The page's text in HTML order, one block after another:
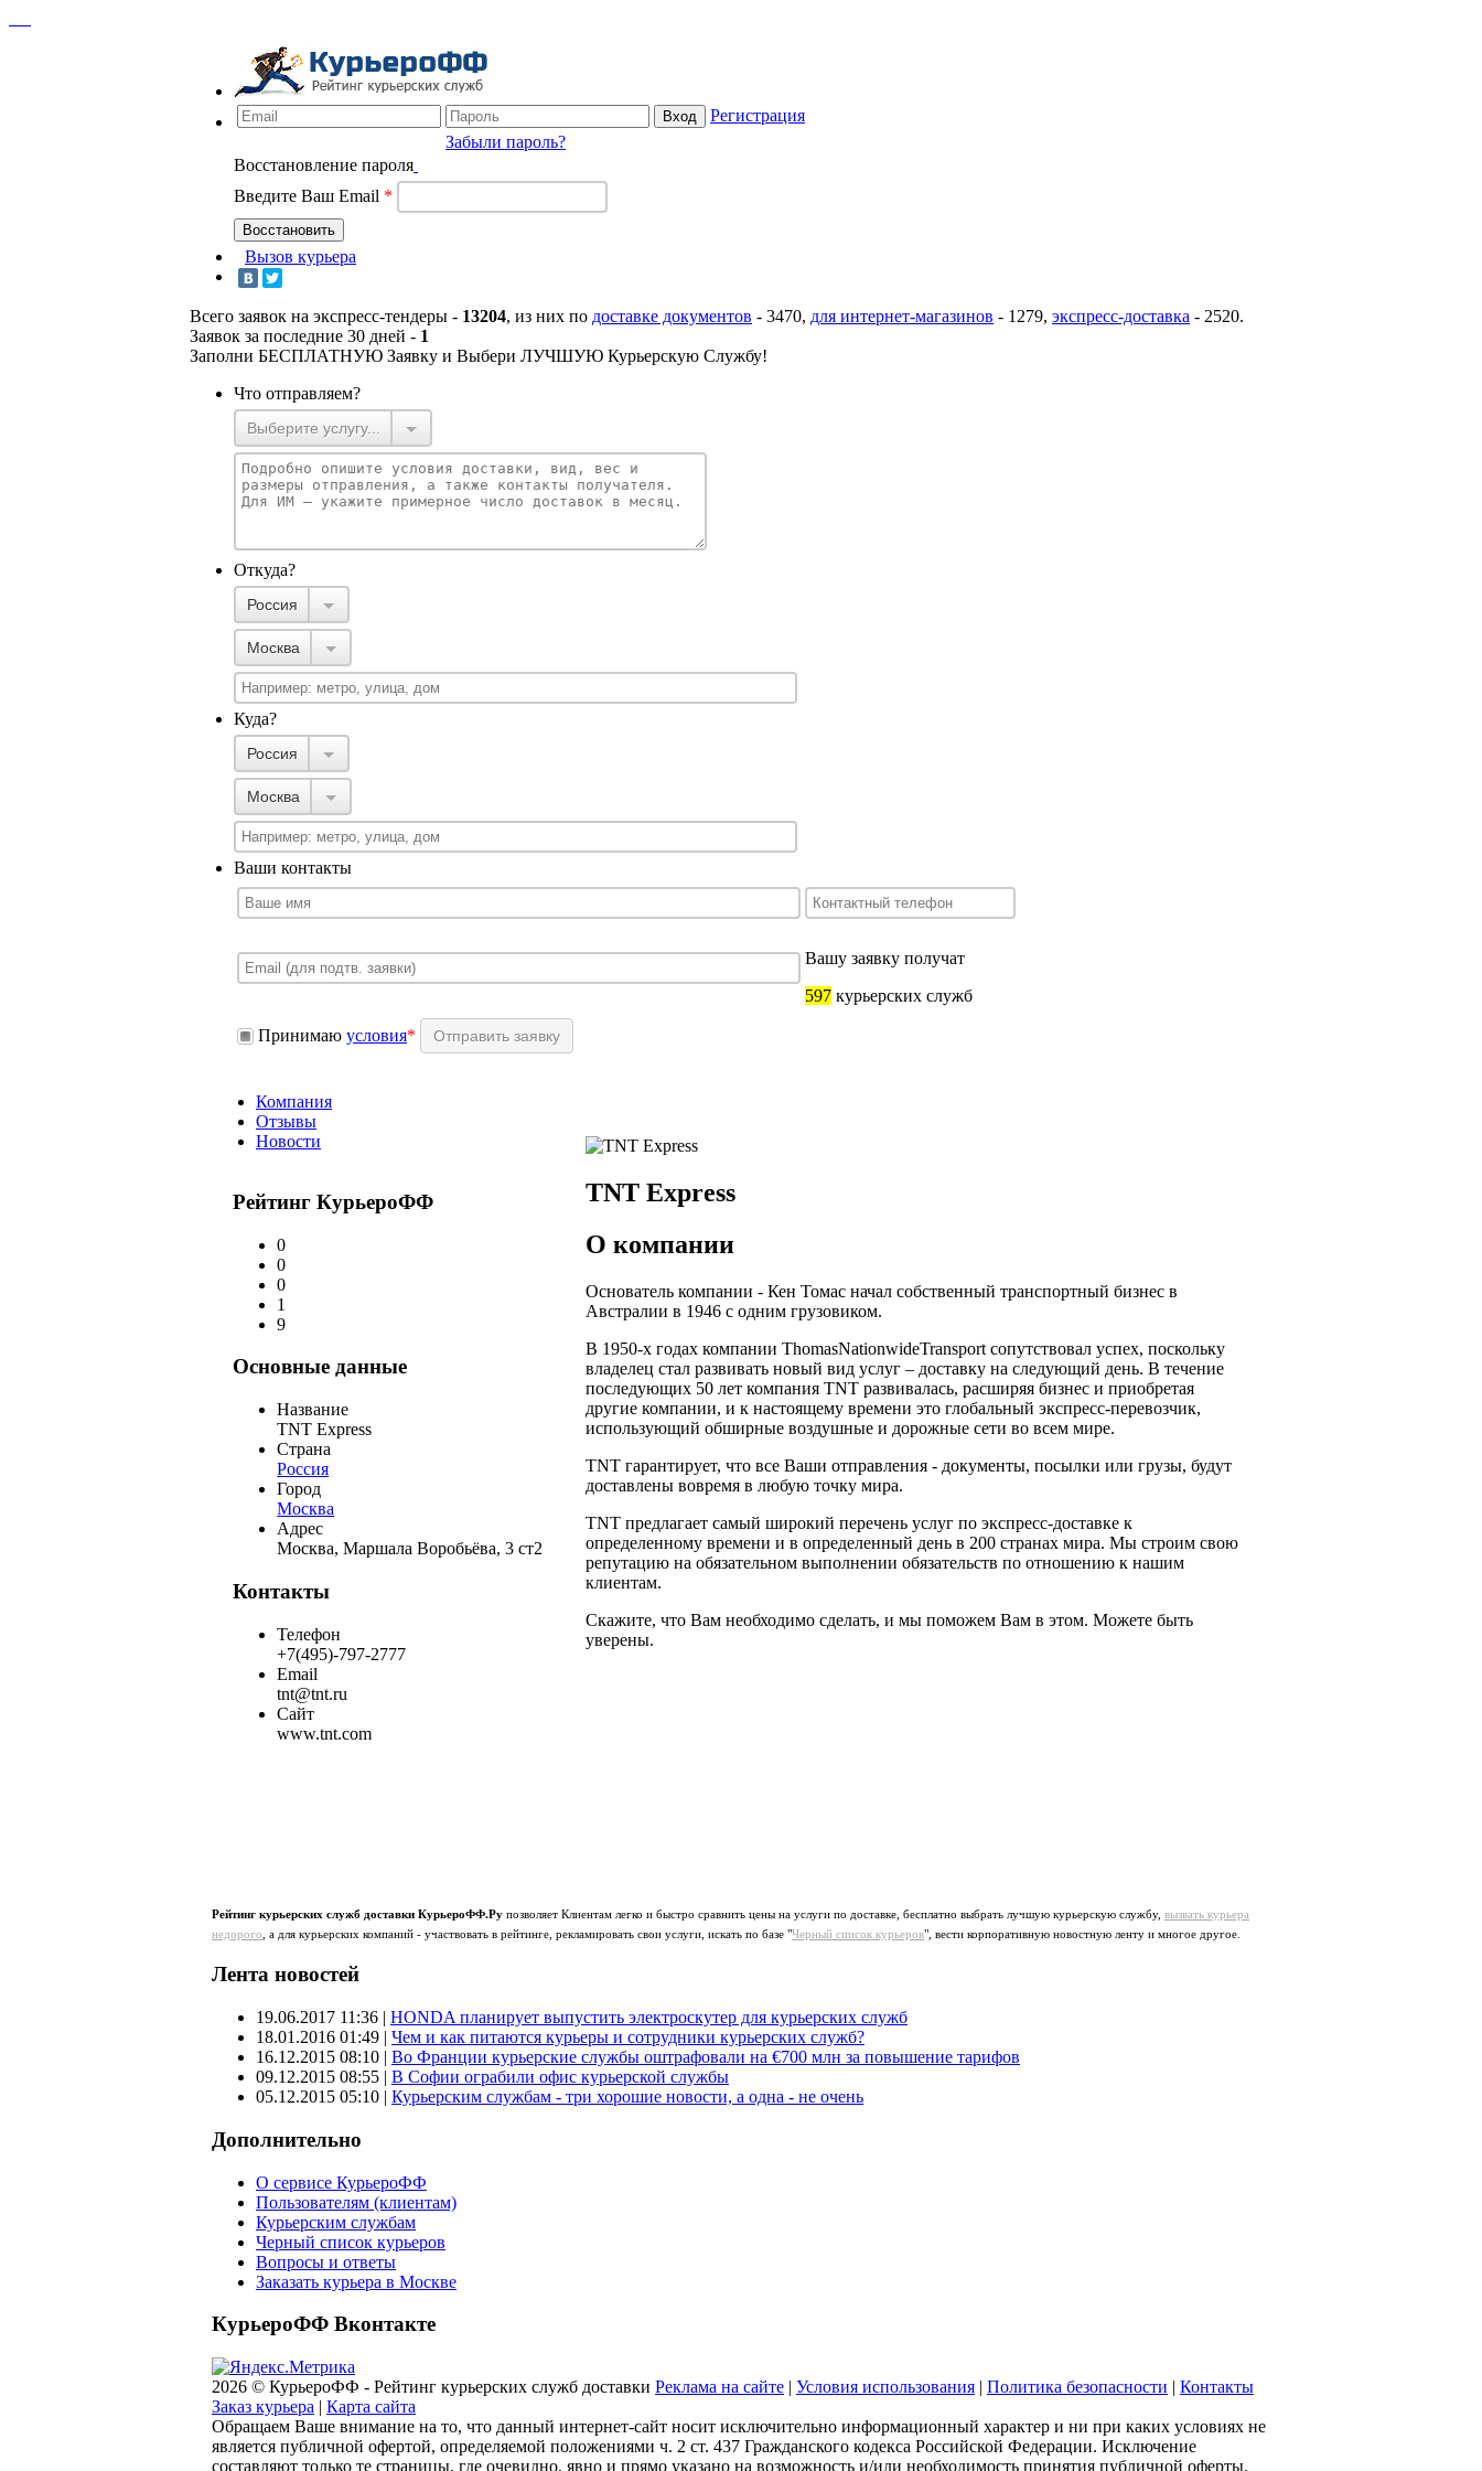
Регистрация
Забыли пароль?
Восстановление пароля
Введите Ваш Email *
Вызов курьера
Всего заявок на экспресс-тендеры - 13204, из них по доставке документов - 3470, для интернет-магазинов - 1279, экспресс-доставка - 2520.
Заявок за последние 30 дней - 1
Заполни БЕСПЛАТНУЮ Заявку и Выбери ЛУЧШУЮ Курьерскую Службу!
Что отправляем?
Выберите услугу...
Откуда?
Россия
Москва
Куда?
Россия
Москва
Ваши контакты
Вашу заявку получат
597 курьерских служб
Принимаю условия*
Компания
Отзывы
Новости
Рейтинг КурьероФФ
0
0
0
1
9
Основные данные
Название
TNT Express
Страна
Россия
Город
Москва
Адрес
Москва, Маршала Воробьёва, 3 ст2
Контакты
Телефон
+7(495)-797-2777
Email
tnt@tnt.ru
Сайт
www.tnt.com
TNT Express
О компании
Основатель компании - Кен Томас начал собственный транспортный бизнес в
Австралии в 1946 с одним грузовиком.
В 1950-х годах компании ThomasNationwideTransport сопутствовал успех, поскольку
владелец стал развивать новый вид услуг – доставку на следующий день. В течение
последующих 50 лет компания TNT развивалась, расширяя бизнес и приобретая
другие компании, и к настоящему времени это глобальный экспресс-перевозчик,
использующий обширные воздушные и дорожные сети во всем мире.
TNT гарантирует, что все Ваши отправления - документы, посылки или грузы, будут
доставлены вовремя в любую точку мира.
TNT предлагает самый широкийперечень услуг по экспресс-доставке к
определенному времени и в определенный день в 200 странах мира. Мы строим свою
репутацию на обязательном выполнении обязательств по отношению к нашим
клиентам.
Скажите, что Вам необходимо сделать, и мы поможем Вам в этом. Можете быть
уверены.
Рейтинг курьерских служб доставки КурьероФФ.Ру позволяет Клиентам легко и быстро сравнить цены на услуги по доставке, бесплатно выбрать лучшую курьерскую службу, вызвать курьера
недорого , а для курьерских компаний - участвовать в рейтинге, рекламировать свои услуги, искать по базе "Черный список курьеров", вести корпоративную новостную ленту и многое другое.
Лента новостей
19.06.2017 11:36 | HONDA планирует выпустить электроскутер для курьерских служб
18.01.2016 01:49 | Чем и как питаются курьеры и сотрудники курьерских служб?
16.12.2015 08:10 | Во Франции курьерские службы оштрафовали на €700 млн за повышение тарифов
09.12.2015 08:55 | В Софии ограбили офис курьерской службы
05.12.2015 05:10 | Курьерским службам - три хорошие новости, а одна - не очень
Дополнительно
О сервисе КурьероФФ
Пользователям (клиентам)
Курьерским службам
Черный список курьеров
Вопросы и ответы
Заказать курьера в Москве
КурьероФФ Вконтакте
2026 © КурьероФФ - Рейтинг курьерских служб доставки Реклама на сайте | Условия использования | Политика безопасности | Контакты
Заказ курьера | Карта сайта
Обращаем Ваше внимание на то, что данный интернет-сайт носит исключительно информационный характер и ни при каких условиях не
является публичной офертой, определяемой положениями ч. 2 ст. 437 Гражданского кодекса Российской Федерации. Исключение
составляют только те страницы, где очевидно, явно и прямо указано на возможность и/или необходимость принятия публичной оферты.